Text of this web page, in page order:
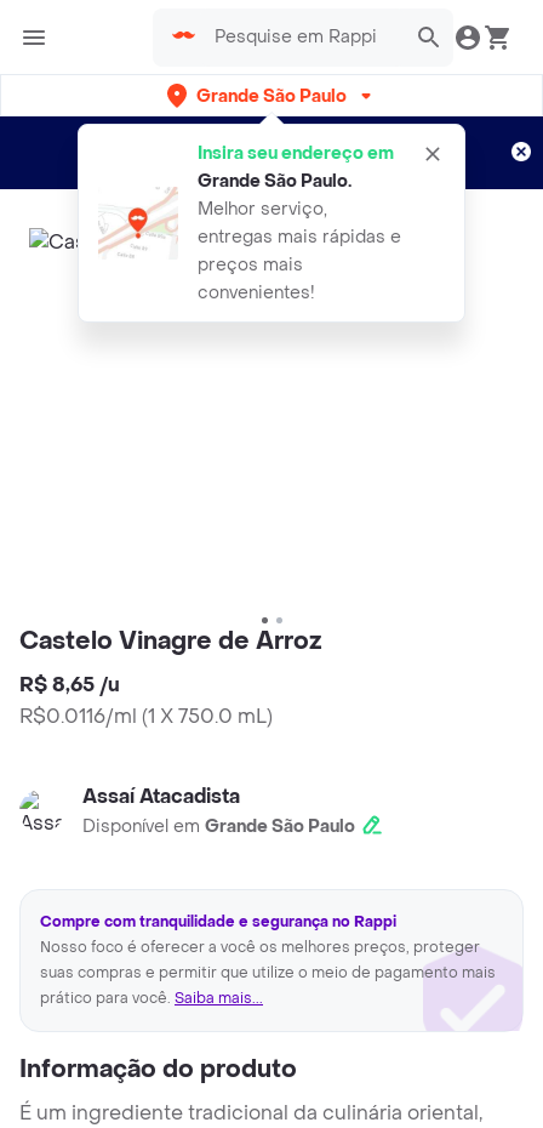
Grande São Paulo
Insira seu endereço em
Grande São Paulo.
Melhor serviço,
entregas mais rápidas e
preços mais
convenientes!
Entregas grátis por 15 dias!
Aplicam T&C
Castelo Vinagre de Arroz
R$ 8,65 /u
R$0.0116/ml (1 X 750.0 mL)
Assaí Atacadista
Disponível em Grande São Paulo
Compre com tranquilidade e segurança no Rappi
Nosso foco é oferecer a você os melhores preços, proteger
suas compras e permitir que utilize o meio de pagamento mais
prático para você. Saiba mais...
Informação do produto
É um ingrediente tradicional da culinária oriental,